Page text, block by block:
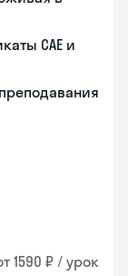
CAE и
1590 ₽ / урок